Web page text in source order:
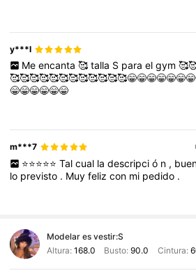
y***l
Me encanta 🥰 talla S para el gym
😁😁😁😁😁😁
m***7
⭐️⭐️⭐️⭐️⭐️ Tal cual la descripci ó n ,
lo previsto . Muyfelizcon mi pedido .
Modelar es vestir:S
Altura: 168.0 Busto:90.0 Cintura: